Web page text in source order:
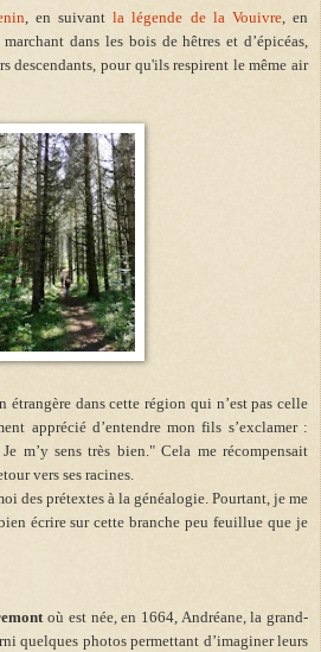
, en suivantla légende de la Vouivre, en
dans les bois de hêtres et d’épicéas,
descendants, pour qu'ils respirent le même air
étrangère dans cette région qui n’est pas celle
apprécié d’entendre mon fils s’exclamer :
m’y sens très bien."Cela me récompensait
vers ses racines.
des prétextes à la généalogie. Pourtant, je me
écrire sur cette branche peu feuillue que je
où est née, en 1664, Andréane, la grand-
quelques photos permettant d’imaginer leurs